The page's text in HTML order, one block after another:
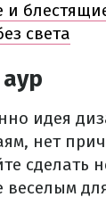
и
света
идея
нет
сделать